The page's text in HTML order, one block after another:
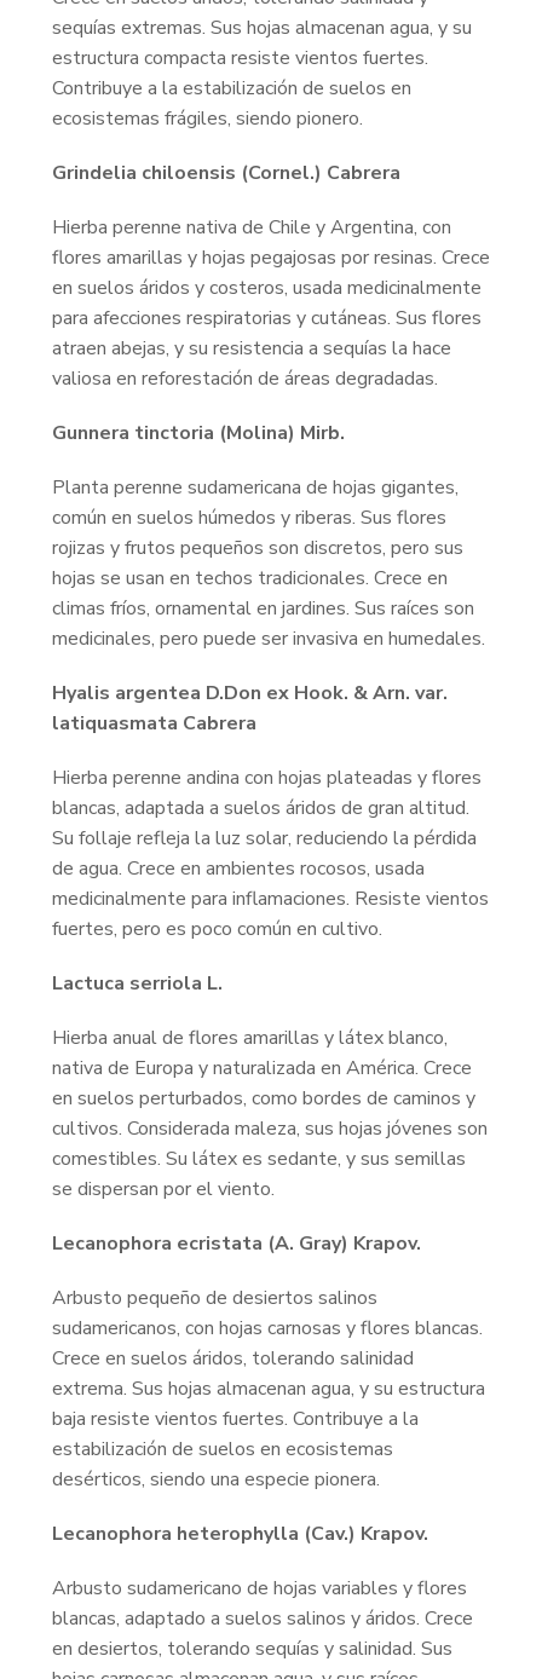
sequías extremas. Sus hojas almacenan agua, y su
estructura compacta resiste vientos fuertes.
Contribuye a la estabilización de suelos en
ecosistemas frágiles, siendo pionero.
Grindelia chiloensis (Cornel.) Cabrera
Hierba perenne nativa de Chile y Argentina, con
flores amarillas y hojas pegajosas por resinas. Crece
en suelos áridos y costeros, usada medicinalmente
para afecciones respiratorias y cutáneas. Sus flores
atraen abejas, y su resistencia a sequías la hace
valiosa en reforestación de áreas degradadas.
Gunnera tinctoria (Molina) Mirb.
Planta perenne sudamericana de hojas gigantes,
común en suelos húmedos y riberas. Sus flores
rojizas y frutos pequeños son discretos, pero sus
hojas se usan en techos tradicionales. Crece en
climas fríos, ornamental en jardines. Sus raíces son
medicinales, pero puede ser invasiva en humedales.
Hyalis argentea D.Don ex Hook. & Arn. var.
latiquasmata Cabrera
Hierba perenne andina con hojas plateadas y flores
blancas, adaptada a suelos áridos de gran altitud.
Su follaje refleja la luz solar, reduciendo la pérdida
de agua. Crece en ambientes rocosos, usada
medicinalmente para inflamaciones. Resiste vientos
fuertes, pero es poco común en cultivo.
Lactuca serriola L.
Hierba anual de flores amarillas y látex blanco,
nativa de Europa y naturalizada en América. Crece
en suelos perturbados, como bordes de caminos y
cultivos. Considerada maleza, sus hojas jóvenes son
comestibles. Su látex es sedante, y sus semillas
se dispersan por el viento.
Lecanophora ecristata (A. Gray) Krapov.
Arbusto pequeño de desiertos salinos
sudamericanos, con hojas carnosas y flores blancas.
Crece en suelos áridos, tolerando salinidad
extrema. Sus hojas almacenan agua, y su estructura
baja resiste vientos fuertes. Contribuye a la
estabilización de suelos en ecosistemas
desérticos, siendo una especie pionera.
Lecanophora heterophylla (Cav.) Krapov.
Arbusto sudamericano de hojas variables y flores
blancas, adaptado a suelos salinos y áridos. Crece
en desiertos, tolerando sequías y salinidad. Sus